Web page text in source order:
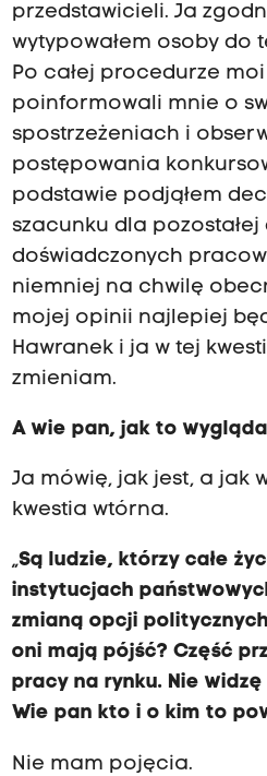
przedstawicieli. Ja
wytypowałem osoby do
Po całej procedurze
poinformowali mnie o
spostrzeżeniach i
postępowania
podstawie podjąłem
szacunku dla pozostałej
doświadczonych
niemniej na chwilę
mojej opinii najlepiej
Hawranek i ja w tej
zmieniam.
A wie pan, jak to
Ja mówię, jak jest, a jak
kwestia wtórna.
„Są ludzie, którzy całe
instytucjach
zmianą opcji
oni mają pójść? Część
pracy na rynku. Nie widzę
Wie pan kto i o kim to
Nie mam pojęcia.